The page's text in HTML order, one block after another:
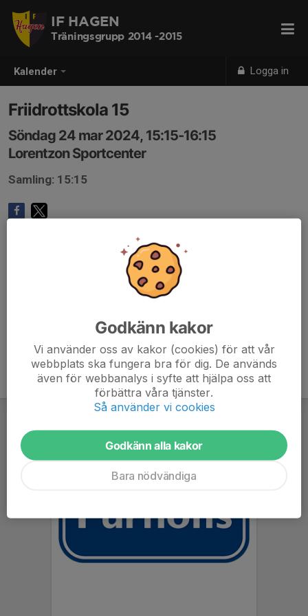
Kalender Logga in
IF HAGEN
Träningsgrupp 2014 -2015
Friidrottskola 15
Söndag 24 mar 2024, 15:15-16:15
Lorentzon Sportcenter
Samling: 15:15
Godkänn kakor
Vi använder oss av kakor (cookies) för att vår
webbplats ska fungera bra för dig. De används
även för webbanalys i syfte att hjälpa oss att
förbättra våra tjänster.
Så använder vi cookies
Godkänn alla kakor
Bara nödvändiga